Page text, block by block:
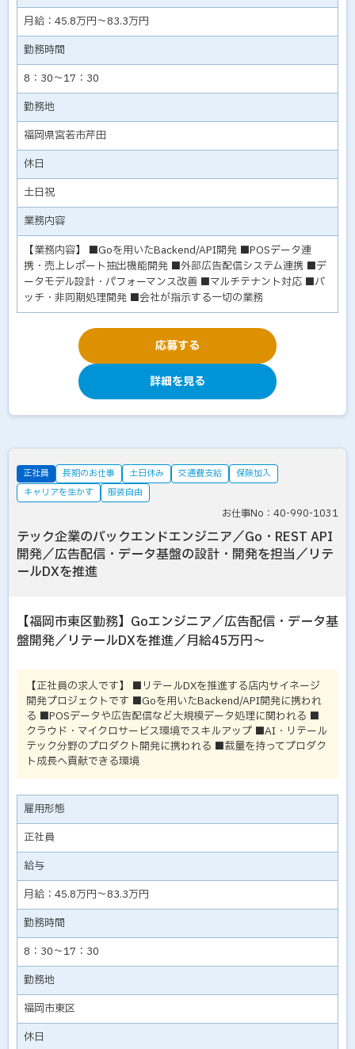
月給：45.8万円～83.3万円
勤務時間
8：30～17：30
勤務地
福岡県宮若市芹田
休日
土日祝
業務内容
【業務内容】 ■Goを用いたBackend/API開発 ■POSデータ連
携・売上レポート抽出機能開発 ■外部広告配信システム連携 ■デ
ータモデル設計・パフォーマンス改善 ■マルチテナント対応 ■バ
ッチ・非同期処理開発 ■会社が指示する一切の業務
応募する
詳細を見る
正社員 長期のお仕事 土日休み 交通費支給
保険加入
キャリアを生かす
服装自由
お仕事No：40-990-1031
テック企業のバックエンドエンジニア／Go・REST API
開発／広告配信・データ基盤の設計・開発を担当／リテ
ールDXを推進
【福岡市東区勤務】Goエンジニア／広告配信・データ基
盤開発／リテールDXを推進／月給45万円～
【正社員の求人です】 ■リテールDXを推進する店内サイネージ
開発プロジェクトです ■Goを用いたBackend/API開発に携われ
る ■POSデータや広告配信など大規模データ処理に関われる ■
クラウド・マイクロサービス環境でスキルアップ ■AI・リテール
テック分野のプロダクト開発に携われる ■裁量を持ってプロダク
ト成長へ貢献できる環境
雇用形態
正社員
給与
月給：45.8万円～83.3万円
勤務時間
8：30～17：30
勤務地
福岡市東区
休日